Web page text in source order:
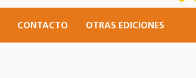
CONTACTO OTRAS EDICIONES